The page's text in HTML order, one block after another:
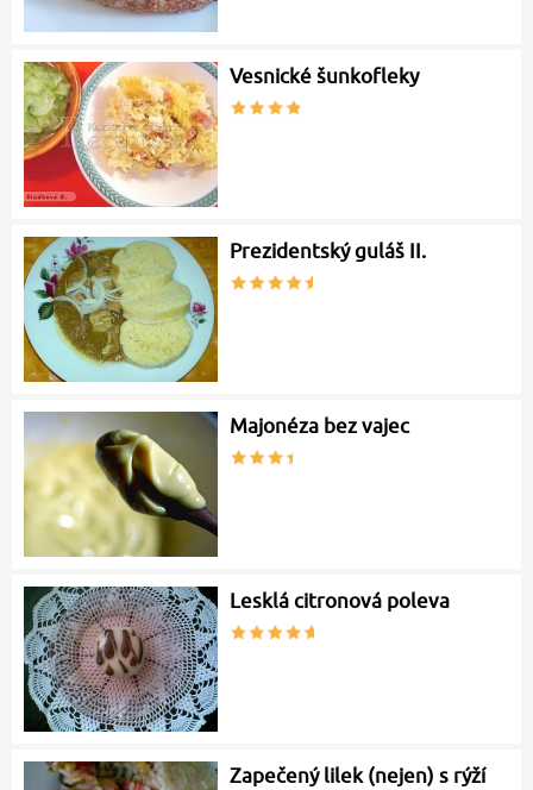
Vesnické šunkofleky
Prezidentský guláš II.
Majonéza bez vajec
Lesklá citronová poleva
Zapečený lilek (nejen) s rýží